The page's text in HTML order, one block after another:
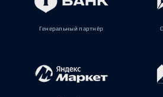
Генеральный партнёр